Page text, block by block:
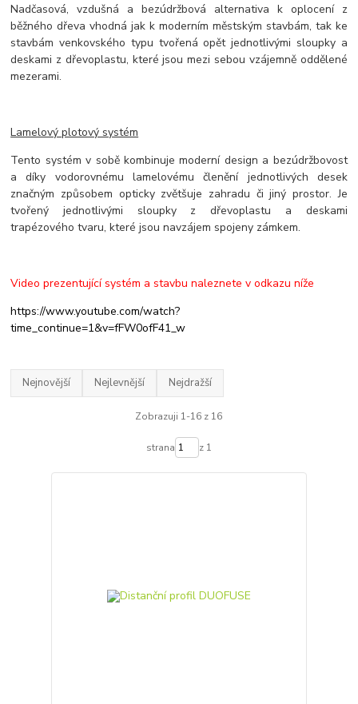
Nadčasová, vzdušná a bezúdržbová alternativa k oplocení z
běžného dřeva vhodná jak k moderním městským stavbám, tak ke
stavbám venkovského typu tvořená opět jednotlivými sloupky a
deskami z dřevoplastu, které jsou mezi sebou vzájemně oddělené
mezerami.
Lamelový plotový systém
Tento systém v sobě kombinuje moderní design a bezúdržbovost
a díky vodorovnému lamelovému členění jednotlivých desek
značným způsobem opticky zvětšuje zahradu či jiný prostor. Je
tvořený jednotlivými sloupky z dřevoplastu a deskami
trapézového tvaru, které jsou navzájem spojeny zámkem.
Video prezentující systém a stavbu naleznete v odkazu níže
https://www.youtube.com/watch?
time_continue=1&v=fFW0ofF41_w
Nejnovější Nejlevnější Nejdražší
Zobrazuji 1-16 z 16
strana z 1